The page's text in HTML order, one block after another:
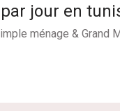
jour en
ménage & Grand